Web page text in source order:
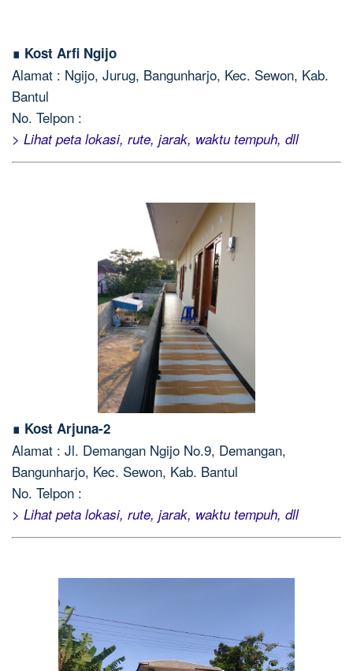
∎ Kost Arfi Ngijo
Alamat : Ngijo, Jurug, Bangunharjo, Kec. Sewon, Kab.
Bantul
No. Telpon :
> Lihat peta lokasi, rute, jarak, waktu tempuh, dll
∎ Kost Arjuna-2
Alamat : Jl. Demangan Ngijo No.9, Demangan,
Bangunharjo, Kec. Sewon, Kab. Bantul
No. Telpon :
> Lihat peta lokasi, rute, jarak, waktu tempuh, dll